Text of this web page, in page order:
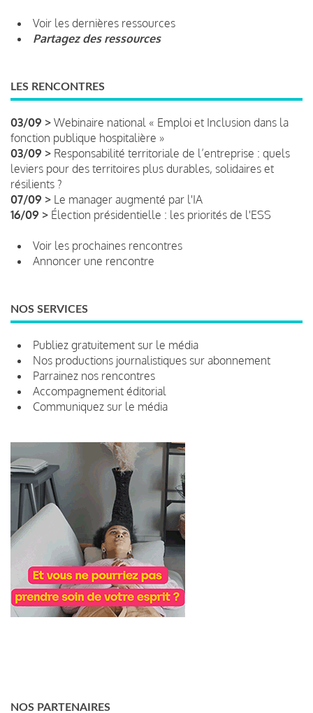
Voir les dernières ressources
Partagez des ressources
LES RENCONTRES
03/09 > Webinaire national « Emploi et Inclusion dans la
fonction publique hospitalière »
03/09 > Responsabilité territoriale de l’entreprise : quels
leviers pour des territoires plus durables, solidaires et
résilients ?
07/09 > Le manager augmenté par l'IA
16/09 > Élection présidentielle : les priorités de l'ESS
Voir les prochaines rencontres
Annoncer une rencontre
NOS SERVICES
Publiez gratuitement sur le média
Nos productions journalistiques sur abonnement
Parrainez nos rencontres
Accompagnement éditorial
Communiquez sur le média
NOS PARTENAIRES